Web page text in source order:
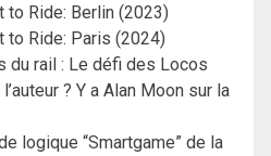
to Ride: Berlin (2023)
to Ride: Paris (2024)
du rail : Le défi des Locos
? Y a Alan Moon sur la
logique “Smartgame” de la